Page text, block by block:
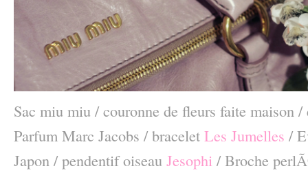
Sac miu miu / couronne de fleurs faite maison
Parfum Marc Jacobs / bracelet Les Jumelles /
Japon / pendentif oiseau Jesophi / Broche